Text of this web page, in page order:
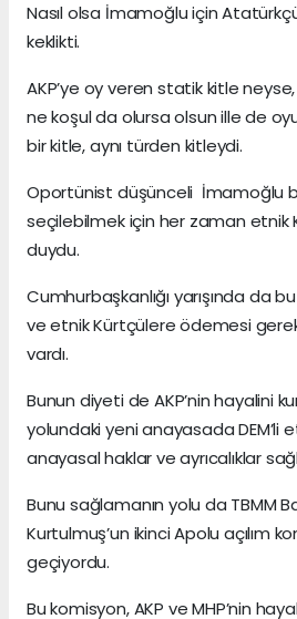
Nasıl olsa İmamoğlu için
keklikti.
AKP’ye oy veren statik kitle
ne koşul da olursa olsun ille de
bir kitle, aynı türden kitleydi.
Oportünist düşünceli İmamoğlu
seçilebilmek için her zaman etnik
duydu.
Cumhurbaşkanlığı yarışında da
ve etnik Kürtçülere ödemesi
vardı.
Bunun diyeti de AKP’nin hayalini
yolundaki yeni anayasada DEM’li
anayasal haklar ve ayrıcalıklar
Bunu sağlamanın yolu da TBMM
Kurtulmuş’un ikinci Apolu açılım
geçiyordu.
Bu komisyon, AKP ve MHP’nin